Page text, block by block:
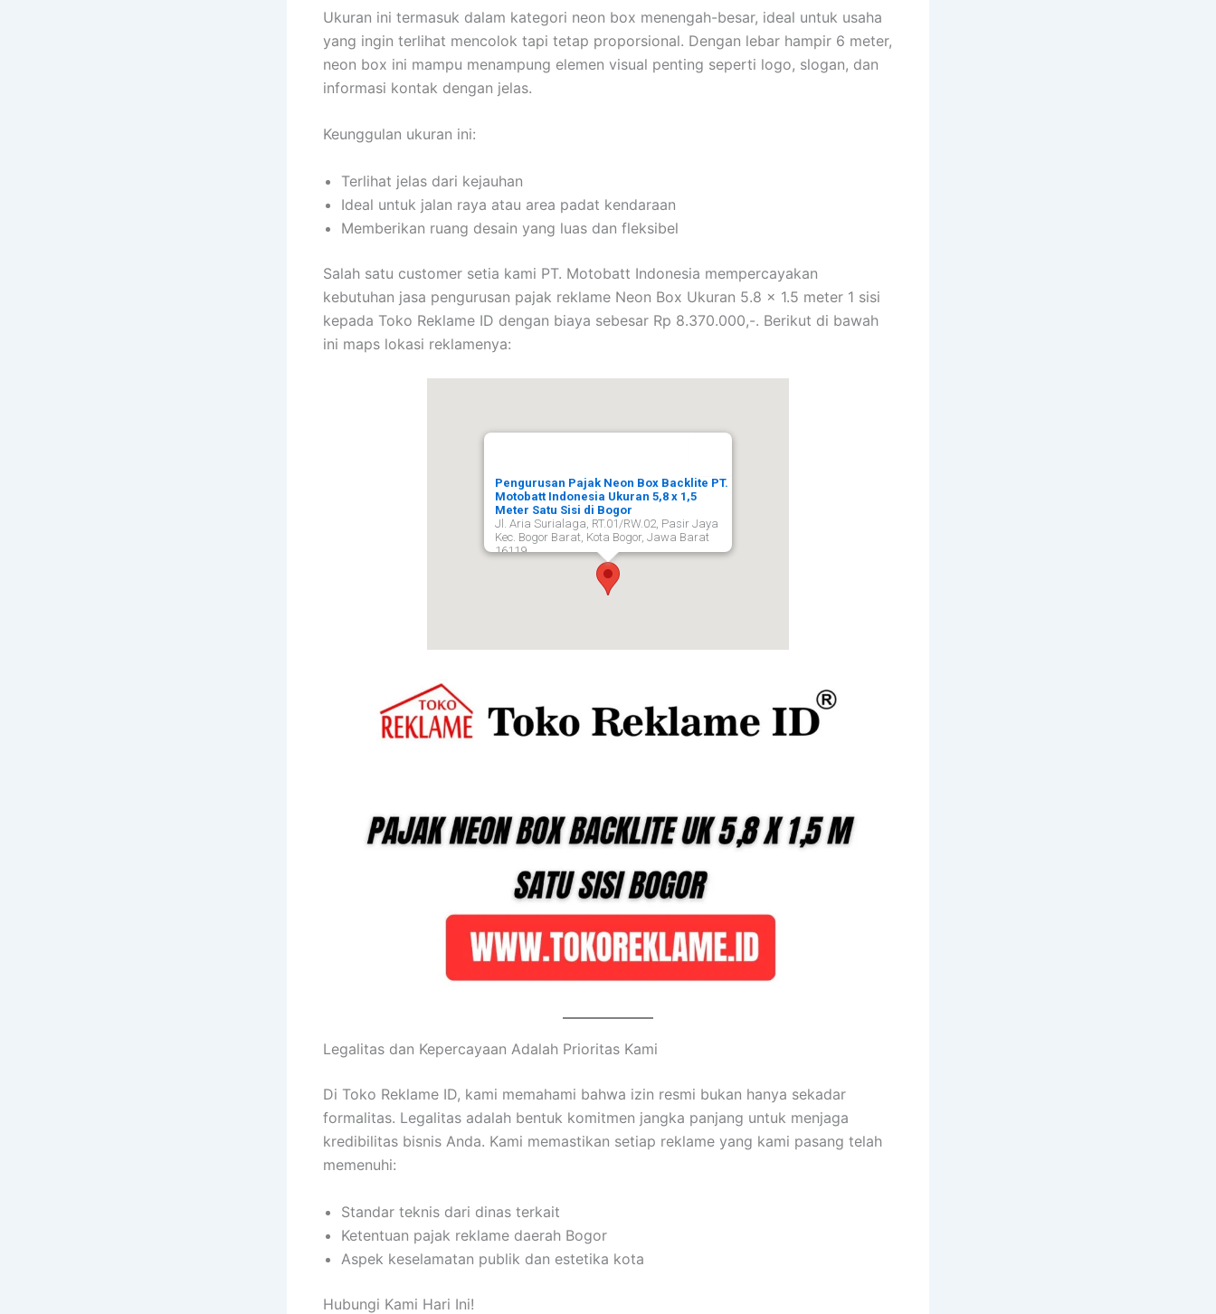
Ukuran ini termasuk dalam kategori neon box menengah-besar, ideal untuk usaha
yang ingin terlihat mencolok tapi tetap proporsional. Dengan lebar hampir 6 meter,
neon box ini mampu menampung elemen visual penting seperti logo, slogan, dan
informasi kontak dengan jelas.
Keunggulan ukuran ini:
Terlihat jelas dari kejauhan
Ideal untuk jalan raya atau area padat kendaraan
Memberikan ruang desain yang luas dan fleksibel
Salah satu customer setia kami PT. Motobatt Indonesia mempercayakan
kebutuhan jasa pengurusan pajak reklame Neon Box Ukuran 5.8 x 1.5 meter 1 sisi
kepada Toko Reklame ID dengan biaya sebesar Rp 8.370.000,-. Berikut di bawah
ini maps lokasi reklamenya:
Pengurusan Pajak Neon Box Backlite PT.
Motobatt Indonesia Ukuran 5,8 x 1,5
Meter Satu Sisi di Bogor
Jl. Aria Surialaga, RT.01/RW.02, Pasir Jaya
Kec. Bogor Barat, Kota Bogor, Jawa Barat
16119,
Legalitas dan Kepercayaan Adalah Prioritas Kami
Di Toko Reklame ID, kami memahami bahwa izin resmi bukan hanya sekadar
formalitas. Legalitas adalah bentuk komitmen jangka panjang untuk menjaga
kredibilitas bisnis Anda. Kami memastikan setiap reklame yang kami pasang telah
memenuhi:
Standar teknis dari dinas terkait
Ketentuan pajak reklame daerah Bogor
Aspek keselamatan publik dan estetika kota
Hubungi Kami Hari Ini!